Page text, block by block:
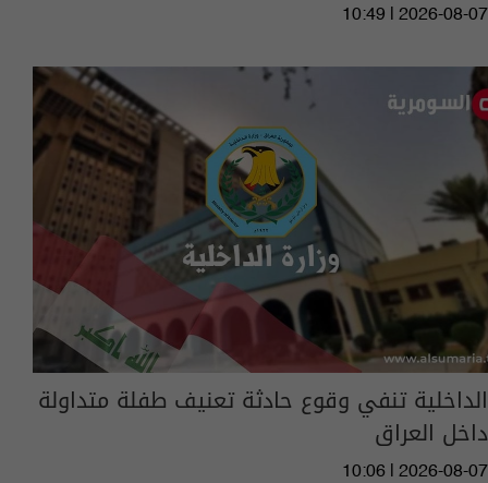
10:49 | 2026-08-07
الداخلية تنفي وقوع حادثة تعنيف طفلة متداولة
داخل العراق
10:06 | 2026-08-07